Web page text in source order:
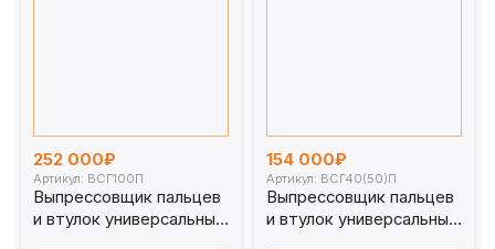
252 000₽
Артикул: ВСГ100П
Выпрессовщик пальцев
и втулок универсальный
154 000₽
Артикул: ВСГ40(50)П
Выпрессовщик пальцев
и втулок универсальный